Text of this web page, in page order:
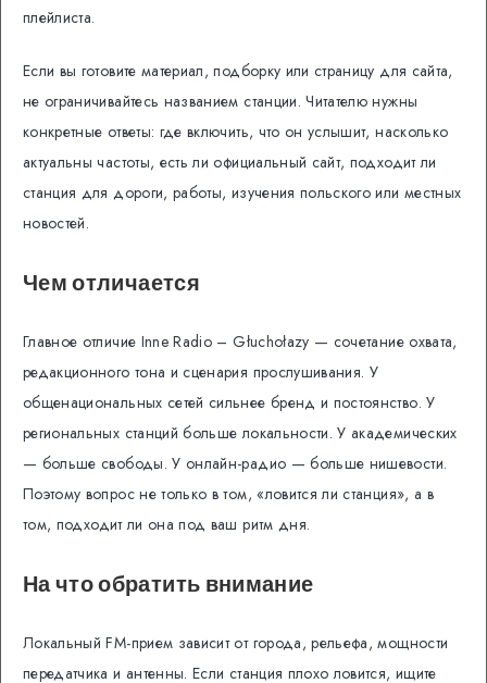
плейлиста.
Если вы готовите материал, подборку или страницу для сайта,
не ограничивайтесь названием станции. Читателю нужны
конкретные ответы: где включить, что он услышит, насколько
актуальны частоты, есть ли официальный сайт, подходит ли
станция для дороги, работы, изучения польского или местных
новостей.
Чем отличается
Главное отличие Inne Radio – Głuchołazy — сочетание охвата,
редакционного тона и сценария прослушивания. У
общенациональных сетей сильнее бренд и постоянство. У
региональных станций больше локальности. У академических
— больше свободы. У онлайн-радио — больше нишевости.
Поэтому вопрос не только в том, «ловится ли станция», а в
том, подходит ли она под ваш ритм дня.
На что обратить внимание
Локальный FM-прием зависит от города, рельефа, мощности
передатчика и антенны. Если станция плохо ловится, ищите